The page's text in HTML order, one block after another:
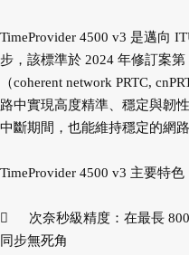
TimeProvider 4500 v3 是邁向
步，該標準於 2024 年修訂案
（coherent network PRTC,
路中實現高度精準、穩定與韌
中斷期間，也能維持穩定的網路
TimeProvider 4500 v3 主要特色

次奈秒級精度：在最長
同步無死角